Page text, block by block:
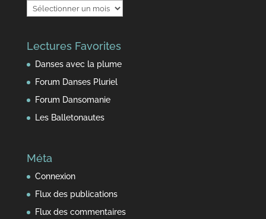
Au
fil
temps
Lectures Favorites
Danses avec la plume
Forum Danses Pluriel
Forum Dansomanie
Les Balletonautes
Méta
Connexion
Flux des publications
Flux des commentaires